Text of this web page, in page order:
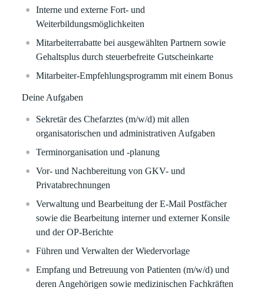
Interne und externe Fort- und
Weiterbildungsmöglichkeiten
Mitarbeiterrabatte bei ausgewählten Partnern sowie
Gehaltsplus durch steuerbefreite Gutscheinkarte
Mitarbeiter-Empfehlungsprogramm mit einem Bonus
Deine Aufgaben
Sekretär des Chefarztes (m/w/d) mit allen
organisatorischen und administrativen Aufgaben
Terminorganisation und -planung
Vor- und Nachbereitung von GKV- und
Privatabrechnungen
Verwaltung und Bearbeitung der E-Mail Postfächer
sowie die Bearbeitung interner und externer Konsile
und der OP-Berichte
Führen und Verwalten der Wiedervorlage
Empfang und Betreuung von Patienten (m/w/d) und
deren Angehörigen sowie medizinischen Fachkräften